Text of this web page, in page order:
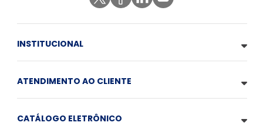
INSTITUCIONAL
ATENDIMENTO AO CLIENTE
CATÁLOGO ELETRÔNICO